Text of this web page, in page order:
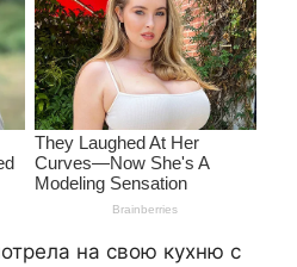
на свою кухню с